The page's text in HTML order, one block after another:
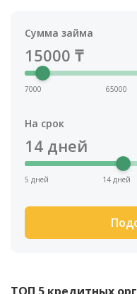
Сумма займа
15000 ₸
7000 65000
На срок
14 дней
5 дней 14 дней